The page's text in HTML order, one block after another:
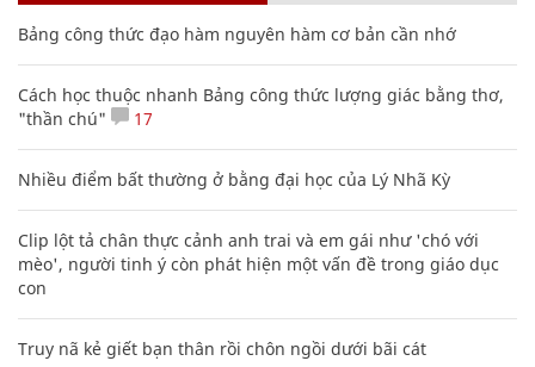
Bảng công thức đạo hàm nguyên hàm cơ bản cần nhớ
Cách học thuộc nhanh Bảng công thức lượng giác bằng thơ,
"thần chú"
17
Nhiều điểm bất thường ở bằng đại học của Lý Nhã Kỳ
Clip lột tả chân thực cảnh anh trai và em gái như 'chó với
mèo', người tinh ý còn phát hiện một vấn đề trong giáo dục
con
Truy nã kẻ giết bạn thân rồi chôn ngồi dưới bãi cát